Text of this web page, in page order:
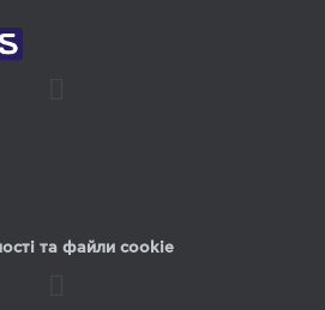
та файли cookie